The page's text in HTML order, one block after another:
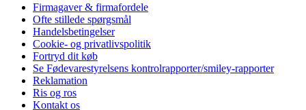
Firmagaver & firmafordele
Ofte stillede spørgsmål
Handelsbetingelser
Cookie- og privatlivspolitik
Fortryd dit køb
Se Fødevarestyrelsens kontrolrapporter/smiley-rapporter
Reklamation
Ris og ros
Kontakt os